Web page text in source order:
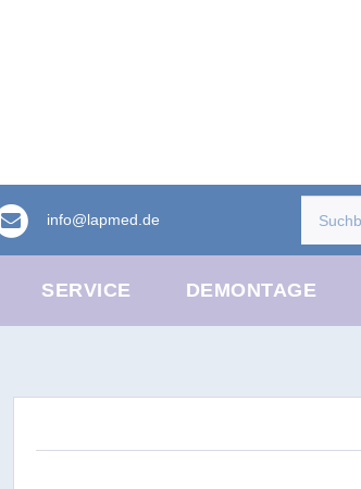
info@lapmed.de
SERVICE DEMONTAGE